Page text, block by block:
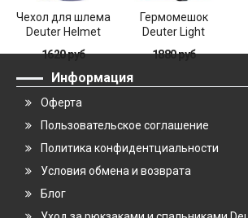
Чехол для шлема
Deuter Helmet
Holder (2021)
1620 руб
Гермомешок
Deuter Light
Drypack 5
1880 руб
Информация
Оферта
Пользовательское соглашение
Политика конфидентциальности
Условия обмена и возврата
Блог